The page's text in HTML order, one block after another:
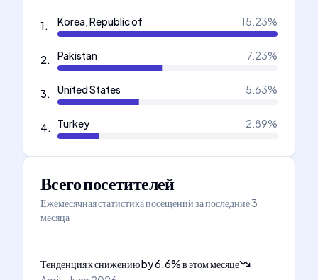
1. Korea, Republic of 15.23%
2. Pakistan 7.23%
3. United States 5.63%
4. Turkey 2.89%
Всего посетителей
Ежемесячная статистика посещений за последние 3
месяца
Тенденция к снижениюby6.6%в этом месяце